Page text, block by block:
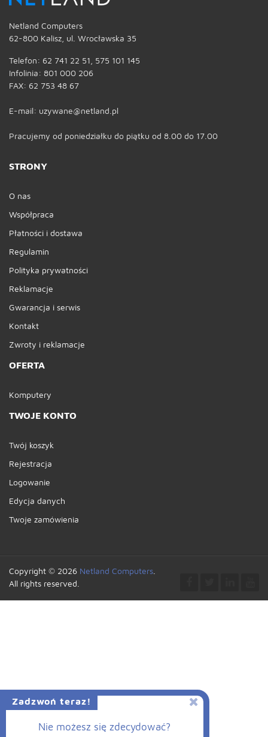
Zadzwoń teraz!
Nie możesz się zdecydować?
Netland Computers
62-800 Kalisz, ul. Wrocławska 35
Telefon: 62 741 22 51, 575 101 145
Infolinia: 801 000 206
FAX: 62 753 48 67
E-mail: uzywane@netland.pl
Pracujemy od poniedziałku do piątku od 8.00 do 17.00
STRONY
O nas
Współpraca
Płatności i dostawa
Regulamin
Polityka prywatności
Reklamacje
Gwarancja i serwis
Kontakt
Zwroty i reklamacje
OFERTA
Komputery
TWOJE KONTO
Twój koszyk
Rejestracja
Logowanie
Edycja danych
Twoje zamówienia
Copyright © 2026 Netland Computers
All rights reserved.